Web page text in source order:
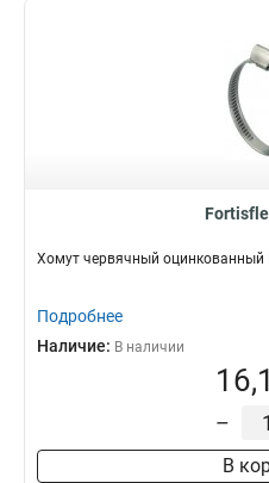
Хомут червячный оцинкованный
Подробнее
Наличие: В наличии
–
В